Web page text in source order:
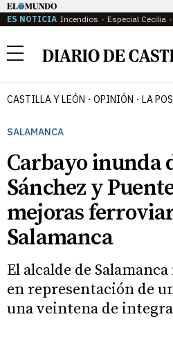
ES NOTICIA Incendios Especial Cecilia
Menú
CASTILLA Y LEÓN OPINIÓN LA
SALAMANCA
Carbayo inunda
Sánchez y
mejoras
Salamanca
El alcalde de
en representación de
una veintena de